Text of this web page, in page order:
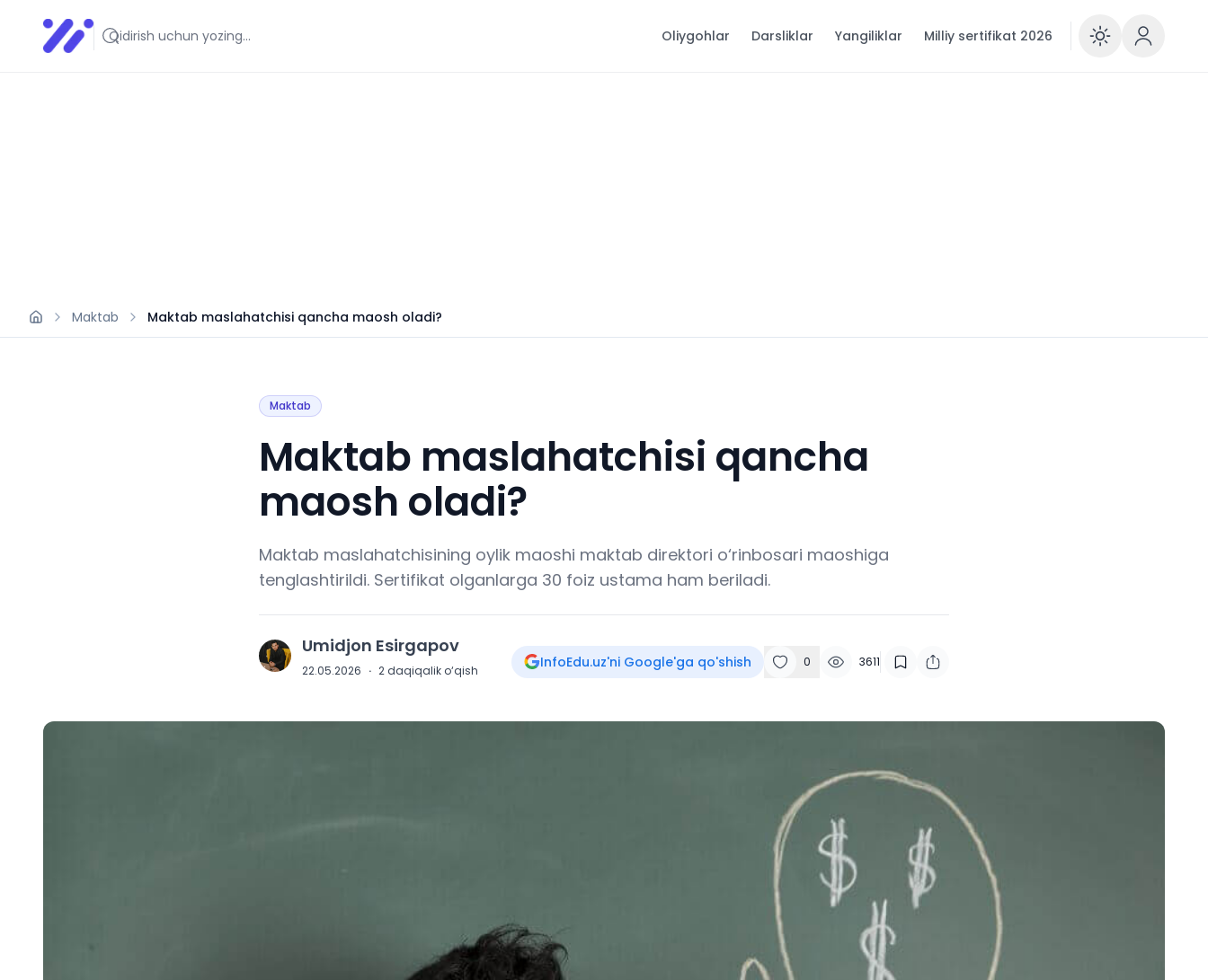
Infoedu
Ta&#039;lim xabarlari va yangiliklari Oliygohlar Darsliklar Yangiliklar Milliy sertifikat 2026
Maktab Maktab maslahatchisi qancha maosh oladi?
Maktab
Maktab maslahatchisi qancha
maosh oladi?
Maktab maslahatchisining oylik maoshi maktab direktori o‘rinbosari maoshiga
tenglashtirildi. Sertifikat olganlarga 30 foiz ustama ham beriladi.
U Umidjon Esirgapov
22.05.2026 · 2 daqiqalik o‘qish InfoEdu.uz'ni Google'ga qo'shish 0 3611